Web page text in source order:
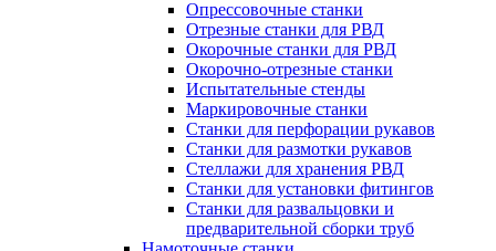
Опрессовочные станки
Отрезные станки для РВД
Окорочные станки для РВД
Окорочно-отрезные станки
Испытательные стенды
Маркировочные станки
Станки для перфорации рукавов
Станки для размотки рукавов
Стеллажи для хранения РВД
Станки для установки фитингов
Станки для развальцовки и
предварительной сборки труб